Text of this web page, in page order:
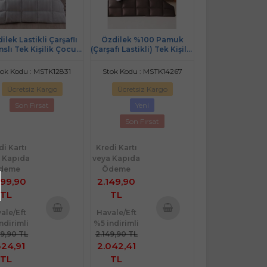
Lastikli Çarşaflı
Tek Kişilik Çocuk
Collage Gri
Kodu : MSTK12831
Ücretsiz Kargo
Son Fırsat
Kartı
TL
Eft
TL
TL
Özdilek %100 Pamuk
(Çarşafı Lastikli) Tek Kişilik
Mürdüm
Stok Kodu : MSTK14267
Ücretsiz Kargo
Yeni
Son Fırsat
Kredi Kartı
veya Kapıda
Ödeme
2.149,90
TL
Havale/Eft
%5 indirimli
2.149,90 TL
2.042,41
TL